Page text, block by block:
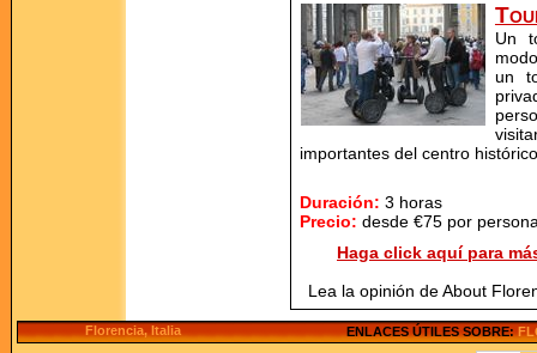
Un
un
importantes del centro
Duración: 3 horas
Precio: desde €75 por
Haga click aquí para
Lea la opinión de About
Florencia, Italia ENLACES ÚTILES SOBRE: